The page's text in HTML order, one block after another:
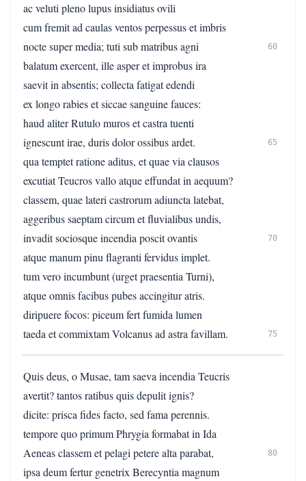
ac veluti pleno lupus insidiatus ovili
cum fremit ad caulas ventos perpessus et imbris
nocte super media; tuti sub matribus agni
60
balatum exercent, ille asper et improbus ira
saevit in absentis; collecta fatigat edendi
ex longo rabies et siccae sanguine fauces:
haud aliter Rutulo muros et castra tuenti
ignescunt irae, duris dolor ossibus ardet.
65
qua temptet ratione aditus, et quae via clausos
excutiat Teucros vallo atque effundat in aequum?
classem, quae lateri castrorum adiuncta latebat,
aggeribus saeptam circum et fluvialibus undis,
invadit sociosque incendia poscit ovantis
70
atque manum pinu flagranti fervidus implet.
tum vero incumbunt (urget praesentia Turni),
atque omnis facibus pubes accingitur atris.
diripuere focos: piceum fert fumida lumen
taeda et commixtam Volcanus ad astra favillam.
75
Quis deus, o Musae, tam saeva incendia Teucris
avertit? tantos ratibus quis depulit ignis?
dicite: prisca fides facto, sed fama perennis.
tempore quo primum Phrygia formabat in Ida
Aeneas classem et pelagi petere alta parabat,
80
ipsa deum fertur genetrix Berecyntia magnum